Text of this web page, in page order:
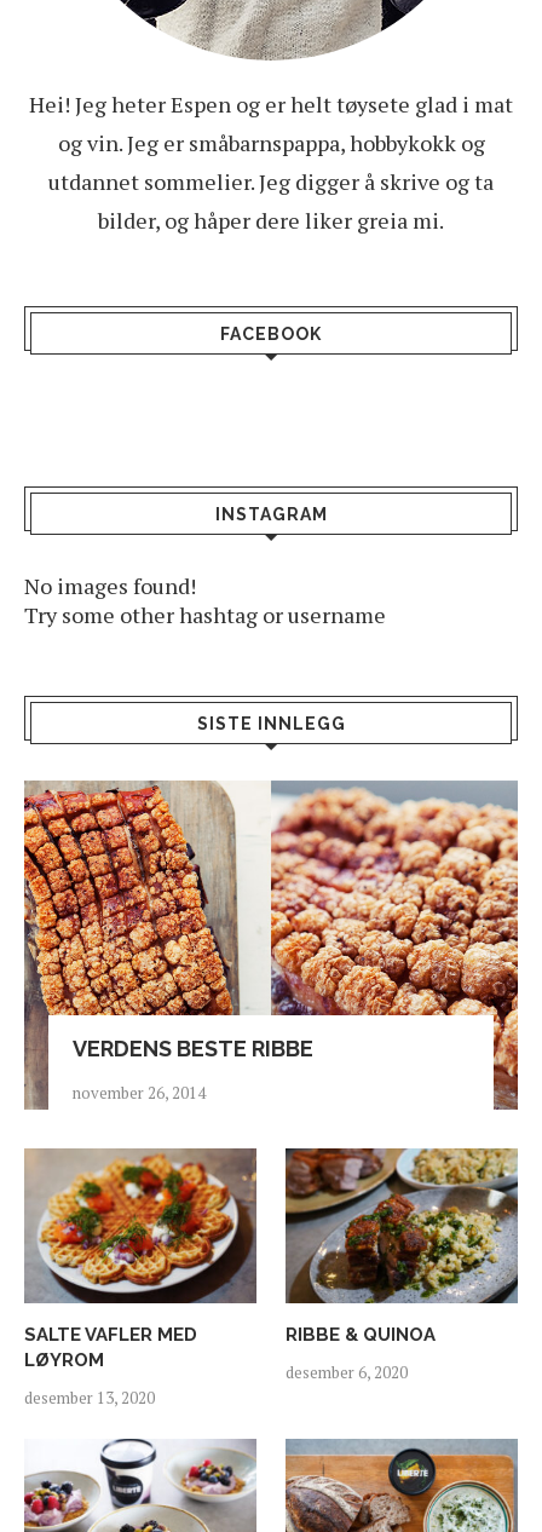
Hei! Jeg heter Espen og er helt tøysete glad i mat
og vin. Jeg er småbarnspappa, hobbykokk og
utdannet sommelier. Jeg digger å skrive og ta
bilder, og håper dere liker greia mi.
FACEBOOK
INSTAGRAM
No images found!
Try some other hashtag or username
SISTE INNLEGG
VERDENS BESTE RIBBE
november 26, 2014
SALTE VAFLER MED
LØYROM
desember 13, 2020
RIBBE & QUINOA
desember 6, 2020